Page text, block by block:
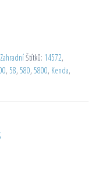
Štítků: 14572,
, 58, 580, 5800, Kenda,